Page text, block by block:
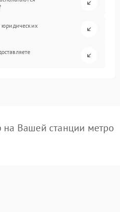
юридических
Вашей станции метро